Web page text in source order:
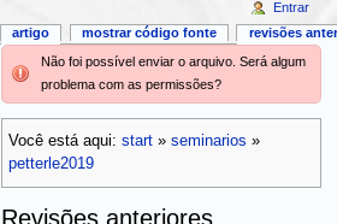
Não foi possível enviar o arquivo. Será algum
problema com as permissões?
Você está aqui: start» seminarios »
petterle2019
Revisões anteriores
artigo mostrar código fonte revisões
Entrar